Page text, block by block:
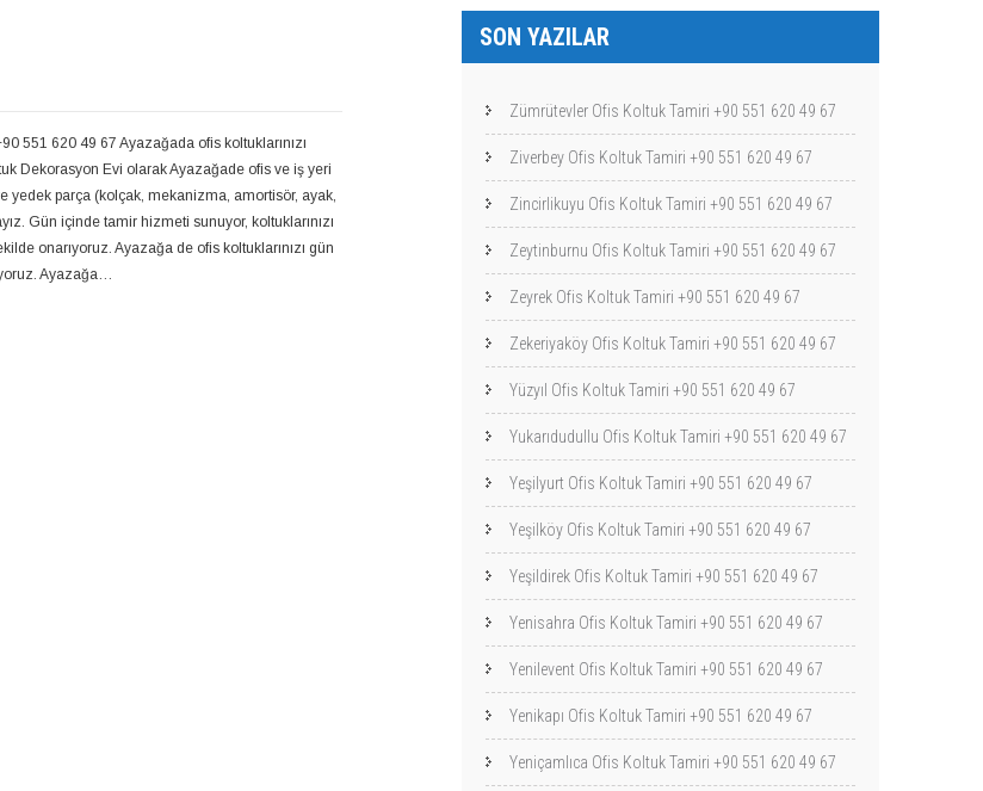
551 620 49 67 Ayazağada ofis koltuklarınızı
Dekorasyon Evi olarak Ayazağade ofis ve iş yeri
yedek parça (kolçak, mekanizma, amortisör, ayak,
Gün içinde tamir hizmeti sunuyor, koltuklarınızı
onarıyoruz. Ayazağa de ofis koltuklarınızı gün
Ayazağa…
SON YAZILAR
Zümrütevler Ofis Koltuk Tamiri +90 551 620 49 67
Ziverbey Ofis Koltuk Tamiri +90 551 620 49 67
Zincirlikuyu Ofis Koltuk Tamiri +90 551 620 49 67
Zeytinburnu Ofis Koltuk Tamiri +90 551 620 49 67
Zeyrek Ofis Koltuk Tamiri +90 551 620 49 67
Zekeriyaköy Ofis Koltuk Tamiri +90 551 620 49 67
Yüzyıl Ofis Koltuk Tamiri +90 551 620 49 67
Yukarıdudullu Ofis Koltuk Tamiri +90 551 620 49 67
Yeşilyurt Ofis Koltuk Tamiri +90 551 620 49 67
Yeşilköy Ofis Koltuk Tamiri +90 551 620 49 67
Yeşildirek Ofis Koltuk Tamiri +90 551 620 49 67
Yenisahra Ofis Koltuk Tamiri +90 551 620 49 67
Yenilevent Ofis Koltuk Tamiri +90 551 620 49 67
Yenikapı Ofis Koltuk Tamiri +90 551 620 49 67
Yeniçamlıca Ofis Koltuk Tamiri +90 551 620 49 67